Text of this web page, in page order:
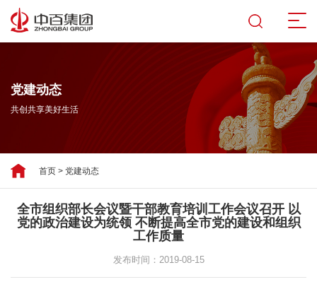
党建动态
共创共享美好生活
首页 > 党建动态
全市组织部长会议暨干部教育培训工作会议召开 以
党的政治建设为统领 不断提高全市党的建设和组织
工作质量
发布时间：2019-08-15